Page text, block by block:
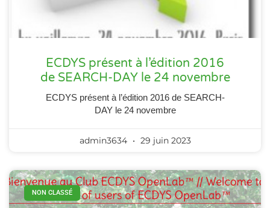
ECDYS présent à l’édition 2016
de SEARCH-DAY le 24 novembre
ECDYS présent à l’édition 2016 de SEARCH-
DAY le 24 novembre
admin3634 29 juin 2023
NON CLASSÉ